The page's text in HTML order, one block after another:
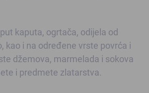
kaputa, ogrtača, odijela od
kao i na određene vrste povrća i
džemova, marmelada i sokova
i predmete zlatarstva.